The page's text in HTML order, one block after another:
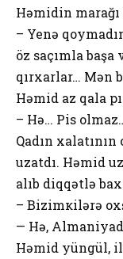
Həmidin
– Yenə
öz saçımla başa
qırхarlar… Mən
Həmid az qala
– Hə… Pis
Qadın
uzatdı. Həmid
alıb diqqətlə
– Bizimкilərə
— Hə,
Həmid yüngül,